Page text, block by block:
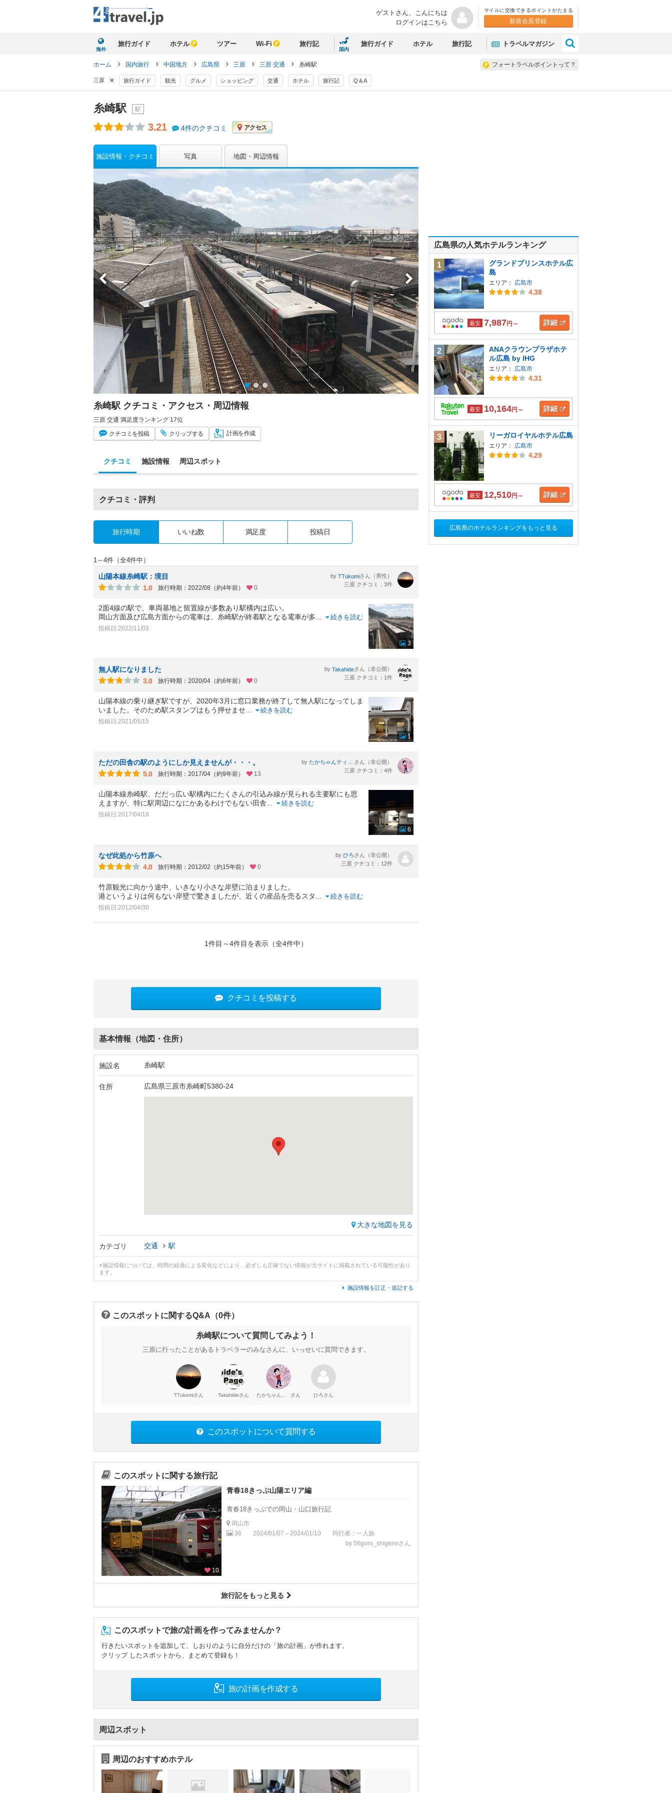
ゲストさん、 こんにちは
ログインはこちら
マイルに交換できるポイントがたまる
新規会員登録
海外
旅行ガイド ホテル ツアー Wi-Fi 旅行記
国内
旅行ガイド ホテル 旅行記 トラベルマガジン
フォートラベルポイントって？
ホーム 国内旅行 中国地方 広島県 三原 三原 交通 糸崎駅
三原 × 旅行ガイド 観光 グルメ ショッピング 交通 ホテル 旅行記 Q＆A
糸崎駅 駅
3.21 4件のクチコミ アクセス
施設情報・クチコミ 写真 地図・周辺情報
糸崎駅 クチコミ・アクセス・周辺情報
三原 交通 満足度ランキング 17位
クチコミ を投稿 クリップする 計画を作成
クチコミ 施設情報 周辺スポット
クチコミ・評判
旅行時期 いいね数 満足度 投稿日
1～4件（全4件中）
山陽本線糸崎駅：境目
1.0
旅行時期：2022/08（約4年前） 0
by TTukomiさん（男性）
三原 クチコミ：3件
2面4線の駅で、車両基地と留置線が多数あり駅構内は広い。
岡山方面及び広島方面からの電車は、糸崎駅が終着駅となる電車が多
続きを読む
投稿日:2022/11/03
3
無人駅になりました
3.0
旅行時期：2020/04（約6年前） 0
by Takahideさん（非公開）
三原 クチコミ：1件
山陽本線の乗り継ぎ駅ですが、2020年3月に窓口業務が終了して無人駅になってしま
いました。そのため駅スタンプはもう押せませ
続きを読む
投稿日:2021/05/15
1
ただの田舎の駅のようにしか見えませんが・・・。
5.0
旅行時期：2017/04（約9年前） 13
by
さん（非公開）
三原 クチコミ：4件
山陽本線糸崎駅、だだっ広い駅構内にたくさんの引込み線が見られる主要駅にも思
えますが、特に駅周辺になにかあるわけでもない田舎
続きを読む
投稿日:2017/04/18
6
なぜ此処から竹原へ
4.0
旅行時期：2012/02（約15年前） 0
by ひろさん（非公開）
三原 クチコミ：12件
竹原観光に向かう途中、いきなり小さな岸壁に泊まりました。
港というよりは何もない岸壁で驚きましたが、近くの産品を売るスタ
続きを読む
投稿日:2012/04/30
1件目～4件目を表示（全4件中）
クチコミを投稿する
基本情報（地図・住所）
施設名 糸崎駅
住所 広島県三原市糸崎町5380-24
大きな地図を見る
カテゴリ 交通 駅
※施設情報については、時間の経過による変化などにより、必ずしも正確でない情報が当サイトに掲載されている可能性があり
ます。
施設情報を訂正・追記する
このスポットに関するQ&A（0件）
糸崎駅について質問してみよう！
三原に行ったことがあるトラベラーのみなさんに、いっせいに質問できます。
TTukomiさん Takahideさん さん ひろさん
このスポットについて質問する
このスポットに関する旅行記
10
青春18きっぷ山陽エリア編
青春18きっぷでの岡山・山口旅行記
岡山市
36
2024/01/07～2024/01/10
同行者：一人旅
by 56goro_shigenoさん
旅行記をもっと見る
このスポットで旅の計画を作ってみませんか？
行きたいスポットを追加して、しおりのように自分だけの「旅の計画」が作れます。
クリップ したスポットから、まとめて登録も！
旅の計画を作成する
周辺スポット
周辺のおすすめホテル
広島県の人気ホテルランキング
1
グランドプリンスホテル広
島
エリア： 広島市
4.38
最安 7,987円～ 詳細
2
ANAクラウンプラザホテ
ル広島 by IHG
エリア： 広島市
4.31
最安 10,164円～ 詳細
3 リーガロイヤルホテル広島
エリア： 広島市
4.29
最安 12,510円～ 詳細
広島県のホテルランキングをもっと見る